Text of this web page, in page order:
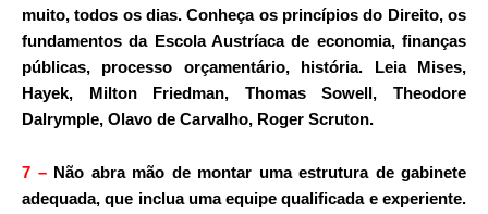
muito, todos os dias. Conheça os princípios do Direito, os
fundamentos da Escola Austríaca de economia, finanças
públicas, processo orçamentário, história. Leia Mises,
Hayek, Milton Friedman, Thomas Sowell, Theodore
Dalrymple, Olavo de Carvalho, Roger Scruton.
7 – Não abra mão de montar uma estrutura de gabinete
adequada, que inclua uma equipe qualificada e experiente.